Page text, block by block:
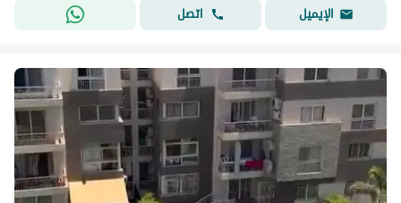
الإيميل
اتصل